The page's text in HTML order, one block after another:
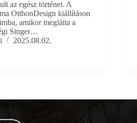
az egész történet. A
OtthonDesign kiállításon
amikor meglátta a
Singer…
2025.08.02.